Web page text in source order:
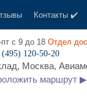
Контакты ✔️
пт с 9 до 18 Отдел
(495) 120-50-20
Москва,
маршрут ▶